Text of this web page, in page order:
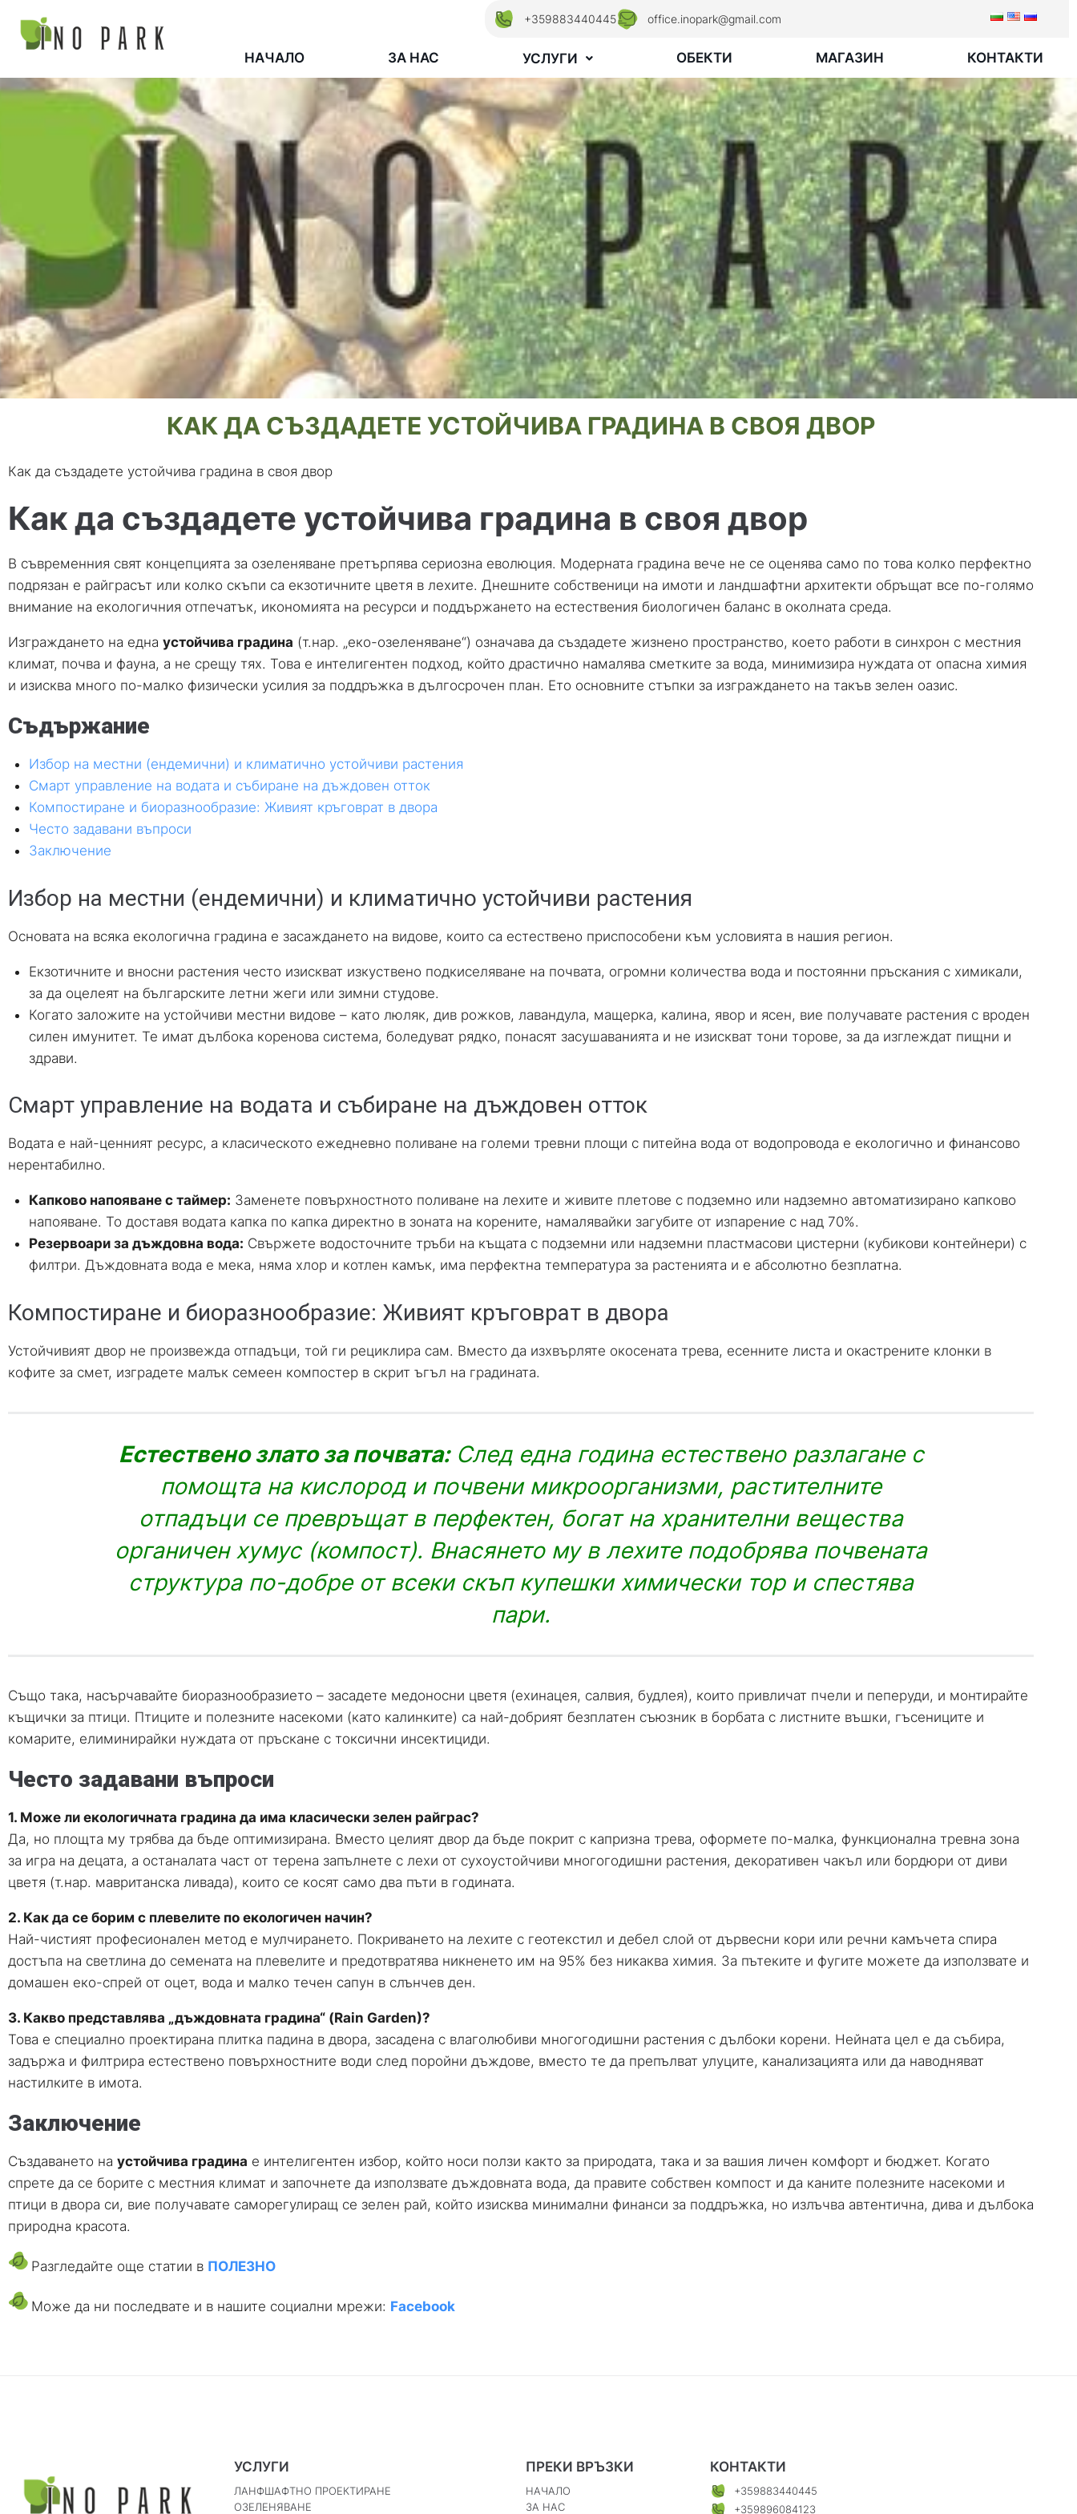
+359883440445 office.inopark@gmail.com
НАЧАЛО ЗА НАС УСЛУГИ ОБЕКТИ МАГАЗИН КОНТАКТИ
КАК ДА СЪЗДАДЕТЕ УСТОЙЧИВА ГРАДИНА В СВОЯ ДВОР
Как да създадете устойчива градина в своя двор
Как да създадете устойчива градина в своя двор
В съвременния свят концепцията за озеленяване претърпява сериозна еволюция. Модерната градина вече не се оценява само по това колко перфектно
подрязан е райграсът или колко скъпи са екзотичните цветя в лехите. Днешните собственици на имоти и ландшафтни архитекти обръщат все по-голямо
внимание на екологичния отпечатък, икономията на ресурси и поддържането на естествения биологичен баланс в околната среда.
Изграждането на една устойчива градина (т.нар. „еко-озеленяване“) означава да създадете жизнено пространство, което работи в синхрон с местния
климат, почва и фауна, а не срещу тях. Това е интелигентен подход, който драстично намалява сметките за вода, минимизира нуждата от опасна химия
и изисква много по-малко физически усилия за поддръжка в дългосрочен план. Ето основните стъпки за изграждането на такъв зелен оазис.
Съдържание
Избор на местни (ендемични) и климатично устойчиви растения
Смарт управление на водата и събиране на дъждовен отток
Компостиране и биоразнообразие: Живият кръговрат в двора
Често задавани въпроси
Заключение
Избор на местни (ендемични) и климатично устойчиви растения
Основата на всяка екологична градина е засаждането на видове, които са естествено приспособени към условията в нашия регион.
Екзотичните и вносни растения често изискват изкуствено подкиселяване на почвата, огромни количества вода и постоянни пръскания с химикали,
за да оцелеят на българските летни жеги или зимни студове.
Когато заложите на устойчиви местни видове – като люляк, див рожков, лавандула, мащерка, калина, явор и ясен, вие получавате растения с вроден
силен имунитет. Те имат дълбока коренова система, боледуват рядко, понасят засушаванията и не изискват тони торове, за да изглеждат пищни и
здрави.
Смарт управление на водата и събиране на дъждовен отток
Водата е най-ценният ресурс, а класическото ежедневно поливане на големи тревни площи с питейна вода от водопровода е екологично и финансово
нерентабилно.
Капково напояване с таймер: Заменете повърхностното поливане на лехите и живите плетове с подземно или надземно автоматизирано капково
напояване. То доставя водата капка по капка директно в зоната на корените, намалявайки загубите от изпарение с над 70%.
Резервоари за дъждовна вода: Свържете водосточните тръби на къщата с подземни или надземни пластмасови цистерни (кубикови контейнери) с
филтри. Дъждовната вода е мека, няма хлор и котлен камък, има перфектна температура за растенията и е абсолютно безплатна.
Компостиране и биоразнообразие: Живият кръговрат в двора
Устойчивият двор не произвежда отпадъци, той ги рециклира сам. Вместо да изхвърляте окосената трева, есенните листа и окастрените клонки в
кофите за смет, изградете малък семеен компостер в скрит ъгъл на градината.
Естествено злато за почвата:След една година естествено разлагане с
помощта на кислород и почвени микроорганизми, растителните
отпадъци се превръщат в перфектен, богат на хранителни вещества
органичен хумус (компост). Внасянето му в лехите подобрява почвената
структура по-добре от всеки скъп купешки химически тор и спестява
пари.
Също така, насърчавайте биоразнообразието – засадете медоносни цветя (ехинацея, салвия, будлея), които привличат пчели и пеперуди, и монтирайте
къщички за птици. Птиците и полезните насекоми (като калинките) са най-добрият безплатен съюзник в борбата с листните въшки, гъсениците и
комарите, елиминирайки нуждата от пръскане с токсични инсектициди.
Често задавани въпроси
1. Може ли екологичната градина да има класически зелен райграс?
Да, но площта му трябва да бъде оптимизирана. Вместо целият двор да бъде покрит с капризна трева, оформете по-малка, функционална тревна зона
за игра на децата, а останалата част от терена запълнете с лехи от сухоустойчиви многогодишни растения, декоративен чакъл или бордюри от диви
цветя (т.нар. мавританска ливада), които се косят само два пъти в годината.
2. Как да се борим с плевелите по екологичен начин?
Най-чистият професионален метод е мулчирането. Покриването на лехите с геотекстил и дебел слой от дървесни кори или речни камъчета спира
достъпа на светлина до семената на плевелите и предотвратява никненето им на 95% без никаква химия. За пътеките и фугите можете да използвате и
домашен еко-спрей от оцет, вода и малко течен сапун в слънчев ден.
3. Какво представлява „дъждовната градина“ (Rain Garden)?
Това е специално проектирана плитка падина в двора, засадена с влаголюбиви многогодишни растения с дълбоки корени. Нейната цел е да събира,
задържа и филтрира естествено повърхностните води след поройни дъждове, вместо те да препълват улуците, канализацията или да наводняват
настилките в имота.
Заключение
Създаването на устойчива градина е интелигентен избор, който носи ползи както за природата, така и за вашия личен комфорт и бюджет. Когато
спрете да се борите с местния климат и започнете да използвате дъждовната вода, да правите собствен компост и да каните полезните насекоми и
птици в двора си, вие получавате саморегулиращ се зелен рай, който изисква минимални финанси за поддръжка, но излъчва автентична, дива и дълбока
природна красота.
Разгледайте още статии в ПОЛЕЗНО
Може да ни последвате и в нашите социални мрежи: Facebook
УСЛУГИ
ЛАНФШАФТНО ПРОЕКТИРАНЕ
ОЗЕЛЕНЯВАНЕ
ПРЕКИ ВРЪЗКИ
НАЧАЛО
ЗА НАС
КОНТАКТИ
+359883440445
+359896084123